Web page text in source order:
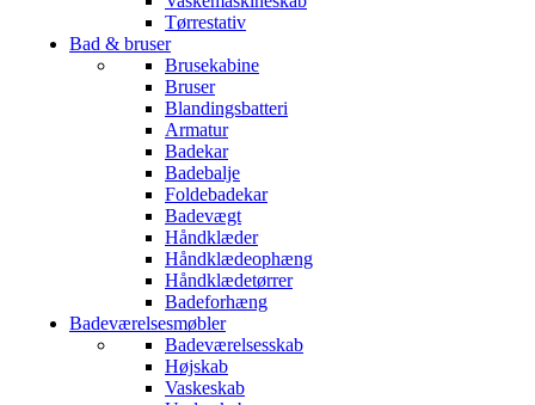
Tørrestativ
Bad & bruser
Brusekabine
Bruser
Blandingsbatteri
Armatur
Badekar
Badebalje
Foldebadekar
Badevægt
Håndklæder
Håndklædeophæng
Håndklædetørrer
Badeforhæng
Badeværelsesmøbler
Badeværelsesskab
Højskab
Vaskeskab